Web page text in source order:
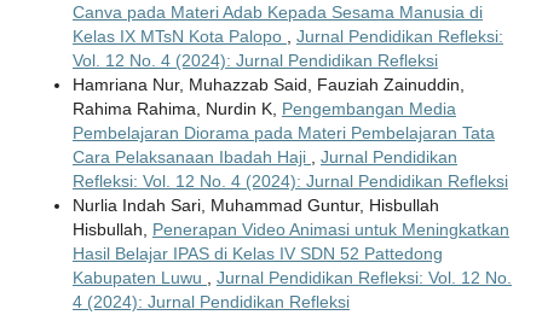
Canva pada Materi Adab Kepada Sesama Manusia di
Kelas IX MTsN Kota Palopo
Jurnal Pendidikan Refleksi:
Vol. 12 No. 4 (2024): Jurnal Pendidikan Refleksi
Hamriana Nur, Muhazzab Said, Fauziah Zainuddin,
Rahima Rahima, Nurdin K, Pengembangan Media
Pembelajaran Diorama pada Materi Pembelajaran Tata
Cara Pelaksanaan Ibadah Haji
Jurnal Pendidikan
Refleksi: Vol. 12 No. 4 (2024): Jurnal Pendidikan Refleksi
Nurlia Indah Sari, Muhammad Guntur, Hisbullah
Hisbullah, Penerapan Video Animasi untuk Meningkatkan
Hasil Belajar IPAS di Kelas IV SDN 52 Pattedong
Kabupaten Luwu
Jurnal Pendidikan Refleksi: Vol. 12 No.
4 (2024): Jurnal Pendidikan Refleksi